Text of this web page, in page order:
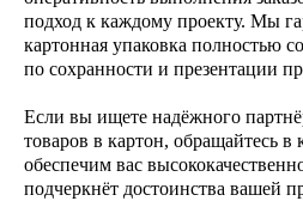
подход к каждому проекту. Мы
картонная упаковка полностью
по сохранности и презентации
Если вы ищете надёжного
товаров в картон, обращайтесь
обеспечим вас
подчеркнёт достоинства вашей